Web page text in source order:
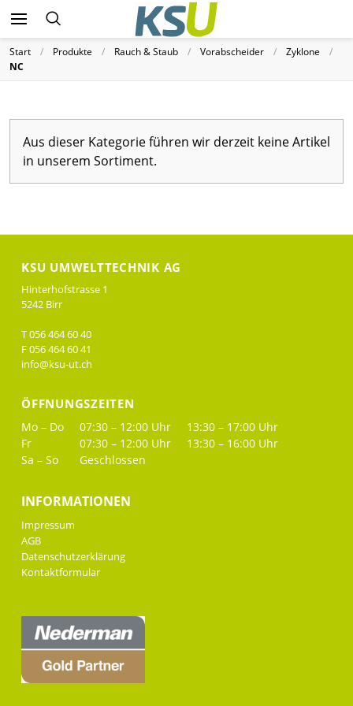
Start Produkte Rauch & Staub Vorabscheider
Zyklone
NC
Aus dieser Kategorie führen wir derzeit keine Artikel
in unserem Sortiment.
KSU UMWELTTECHNIK AG
Hinterhofstrasse 1
5242 Birr
T 056 464 60 40
F 056 464 60 41
info@ksu-ut.ch
ÖFFNUNGSZEITEN
Mo – Do 07:30 – 12:00 Uhr
13:30 – 17:00 Uhr
Fr
07:30 – 12:00 Uhr
13:30 – 16:00 Uhr
Sa – So
Geschlossen
INFORMATIONEN
Impressum
AGB
Datenschutzerklärung
Kontaktformular